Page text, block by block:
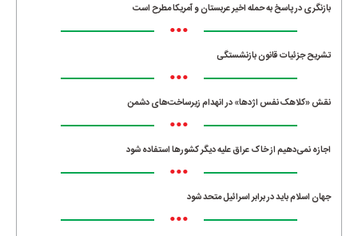
بازنگری در پاسخ به حمله اخیر عربستان و آمریکا مطرح است
•••
تشریح جزئیات قانون بازنشستگی
•••
نقش «کلاهک نفس اژدها» در انهدام زیرساخت‌های دشمن
•••
اجازه نمی‌دهیم از خاک عراق علیه دیگر کشورها استفاده شود
•••
جهان اسلام باید در برابر اسرائیل متحد شود
•••